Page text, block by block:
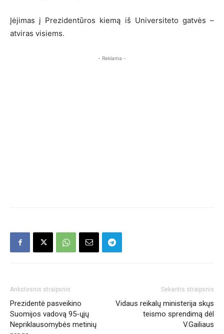
Įėjimas į Prezidentūros kiemą iš Universiteto gatvės –
atviras visiems.
- Reklama -
Ankstesnis straipsnis
Prezidentė pasveikino
Suomijos vadovą 95-ųjų
Nepriklausomybės metinių
Sekantis straipsnis
Vidaus reikalų ministerija skųs
teismo sprendimą dėl
V.Gailiaus